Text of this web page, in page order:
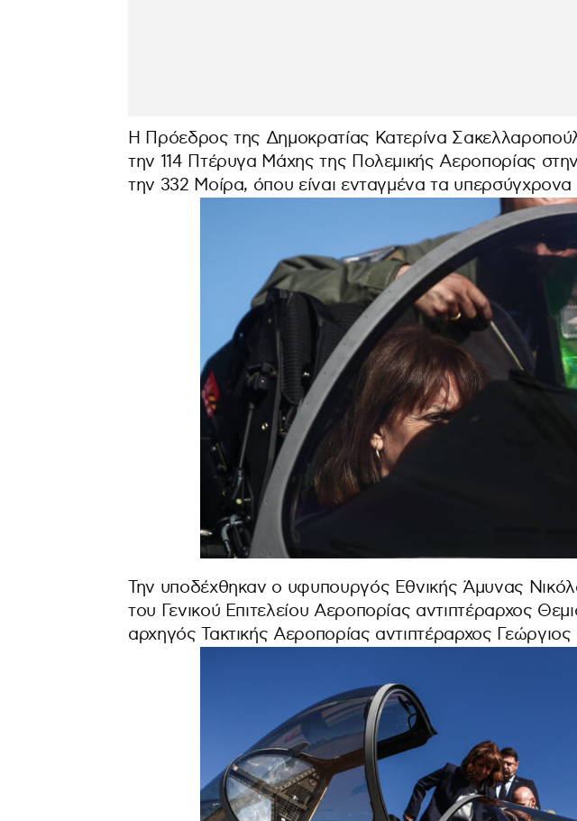
Η Πρόεδρος της Δημοκρατίας Κατερίνα
την 114 Πτέρυγα Μάχης της Πολεμικής Αεροπορίας
την 332 Μοίρα, όπου είναι ενταγμένα τα
Την υποδέχθηκαν ο υφυπουργός Εθνικής Άμυνας
του Γενικού Επιτελείου Αεροπορίας αντιπτέραρχος
αρχηγός Τακτικής Αεροπορίας αντιπτέραρχος